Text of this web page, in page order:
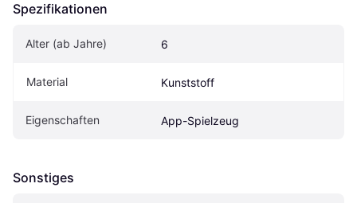
Spezifikationen
Alter (ab Jahre) 6
Material Kunststoff
Eigenschaften App-Spielzeug
Sonstiges